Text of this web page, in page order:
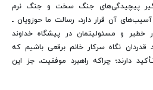
پیچیدگی‌های جنگ سخت و جنگ نرم
آن قرار دارد، رسالت ما حوزویان ـ
خطیر و مسئولیتمان در پیشگاه خداوند
نگاه سرکار خانم برقعی باشیم که
دارند؛ چراکه راهبرد موفقیت، جز این